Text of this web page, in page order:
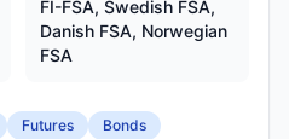
FI-FSA, Swedish FSA,
Danish FSA, Norwegian
FSA
Futures
Bonds